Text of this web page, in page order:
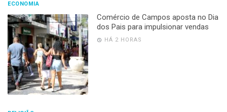
ECONOMIA
Comércio de Campos aposta no Dia
dos Pais para impulsionar vendas
HÁ 2 HORAS